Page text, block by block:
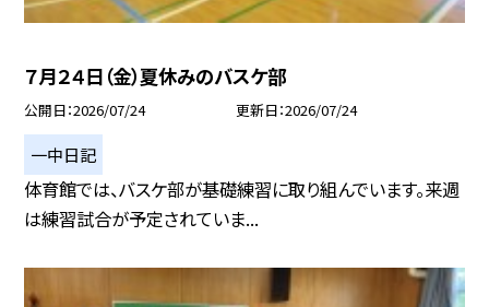
７月２４日（金）夏休みのバスケ部
公開日 2026/07/24 更新日 2026/07/24
一中日記
体育館では、バスケ部が基礎練習に取り組んでいます。来週
は練習試合が予定されていま...